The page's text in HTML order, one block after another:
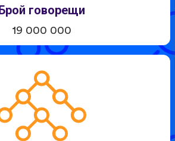
Брой говорещи
19 000 000